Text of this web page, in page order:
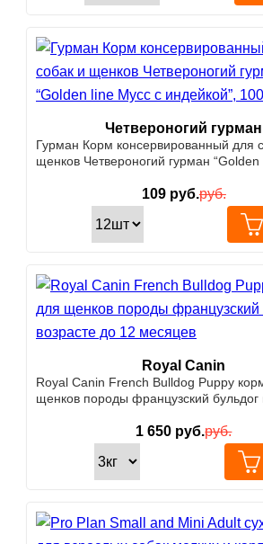
Четвероногий гурман
Гурман Корм консервированный для
щенков Четвероногий гурман
109руб.руб.
Royal Canin
Royal Canin French Bulldog Puppy
щенков породы французский бульдог
1 650 руб.руб.